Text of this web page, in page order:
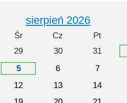
sierpień 2026
Śr Cz Pt
29 30 31
5 6 7
12 13 14